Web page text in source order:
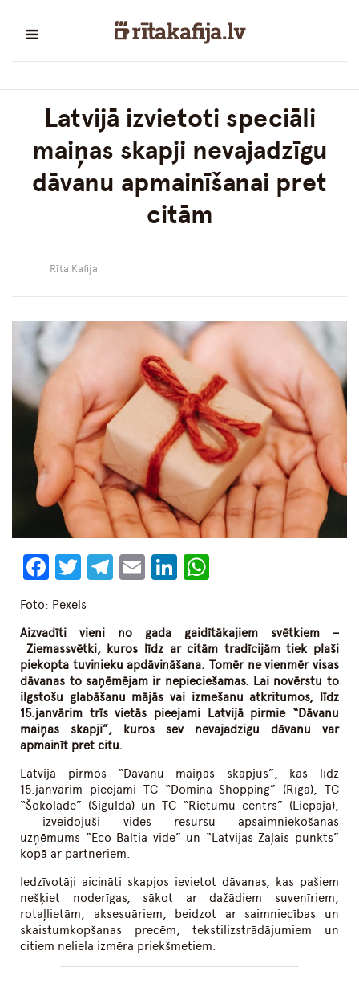
Latvijā izvietoti speciāli
maiņas skapji nevajadzīgu
dāvanu apmainīšanai pret
citām
Rīta Kafija
Facebook
Twitter
Telegram
EmailLinkedIn
Foto: Pexels
Aizvadīti vieni no gada gaidītākajiem svētkiem –
Ziemassvētki, kuros līdz ar citām tradīcijām tiek plaši
piekopta tuvinieku apdāvināšana. Tomēr ne vienmēr visas
dāvanas to saņēmējam ir nepieciešamas. Lai novērstu to
ilgstošu glabāšanu mājās vai izmešanu atkritumos, līdz
15.janvārim trīs vietās pieejami Latvijā pirmie “Dāvanu
maiņas skapji”, kuros sev nevajadzigu dāvanu var
apmainīt pret citu.
Latvijā pirmos “Dāvanu maiņas skapjus”, kas līdz
15.janvārim pieejami TC “Domina Shopping” (Rīgā), TC
“Šokolāde” (Siguldā) un TC “Rietumu centrs” (Liepājā),
izveidojuši vides resursu apsaimniekošanas
uzņēmums “Eco Baltia vide” un “Latvijas Zaļais punkts”
kopā ar partneriem.
Iedzīvotāji aicināti skapjos ievietot dāvanas, kas pašiem
nešķiet noderīgas, sākot ar dažādiem suvenīriem,
rotaļlietām, aksesuāriem, beidzot ar saimniecības un
skaistumkopšanas precēm, tekstilizstrādājumiem un
citiem neliela izmēra priekšmetiem.